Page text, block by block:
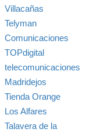
Villacañas
Telyman
Comunicaciones
TOPdigital
telecomunicaciones
Madridejos
Tienda Orange
Los Alfares
Talavera de la